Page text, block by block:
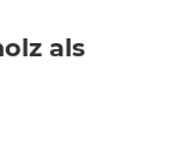
als